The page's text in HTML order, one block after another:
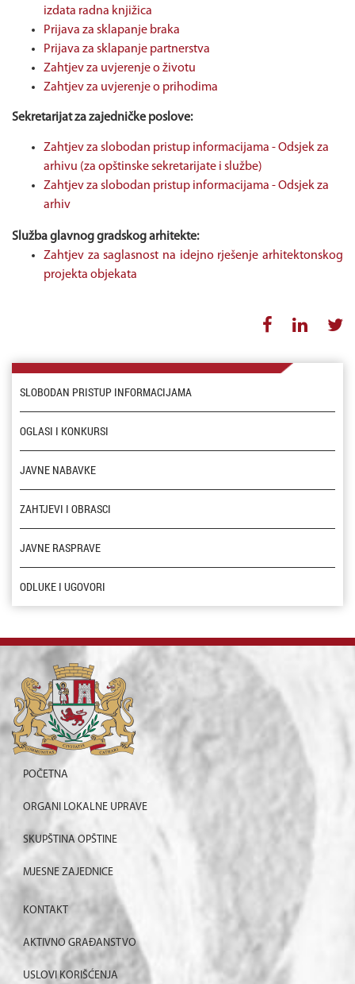
izdata radna knjižica
Prijava za sklapanje braka
Prijava za sklapanje partnerstva
Zahtjev za uvjerenje o životu
Zahtjev za uvjerenje o prihodima
Sekretarijat za zajedničke poslove:
Zahtjev za slobodan pristup informacijama - Odsjek za
arhivu (za opštinske sekretarijate i službe)
Zahtjev za slobodan pristup informacijama - Odsjek za
arhiv
Služba glavnog gradskog arhitekte:
Zahtjev za saglasnost na idejno rješenje arhitektonskog
projekta objekata
SLOBODAN PRISTUP INFORMACIJAMA
OGLASI I KONKURSI
JAVNE NABAVKE
ZAHTJEVI I OBRASCI
JAVNE RASPRAVE
ODLUKE I UGOVORI
POČETNA
ORGANI LOKALNE UPRAVE
SKUPŠTINA OPŠTINE
MJESNE ZAJEDNICE
KONTAKT
AKTIVNO GRAĐANSTVO
USLOVI KORIŠĆENJA